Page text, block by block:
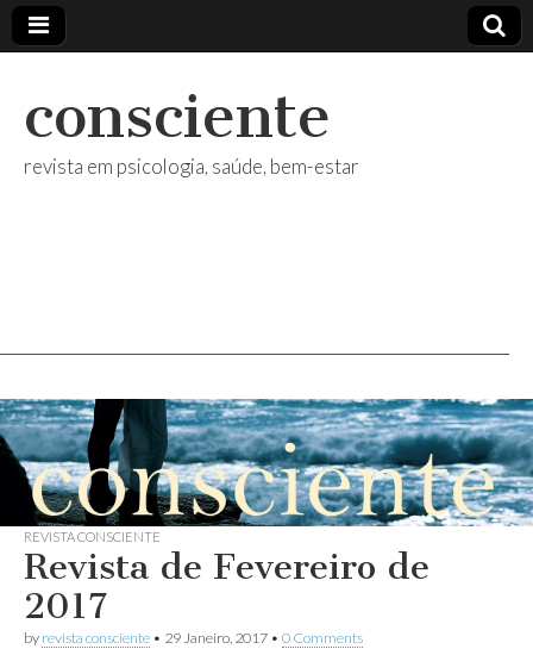
consciente
revista em psicologia, saúde, bem-estar
REVISTA CONSCIENTE
Revista de Fevereiro de
2017
by revista consciente • 29 Janeiro, 2017 • 0 Comments